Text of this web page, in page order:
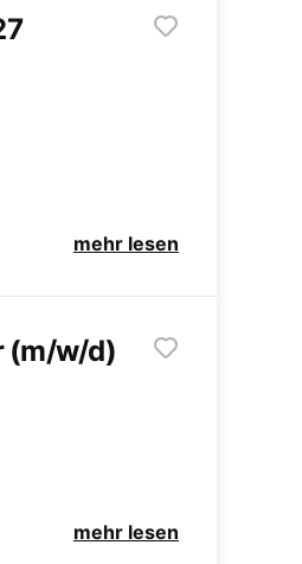
mehr lesen
(m/w/d)
mehr lesen